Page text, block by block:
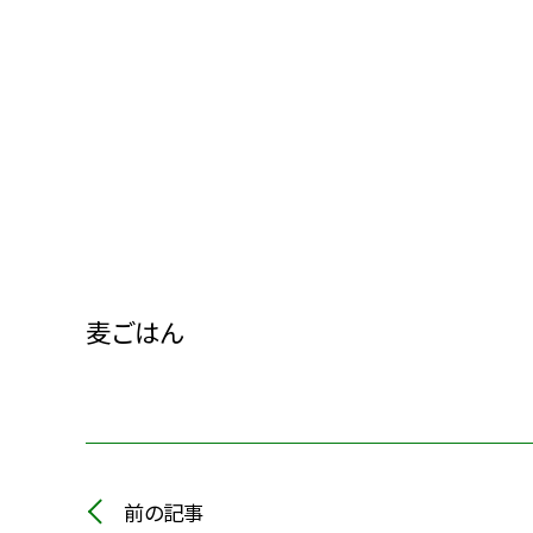
麦ごはん
前の記事